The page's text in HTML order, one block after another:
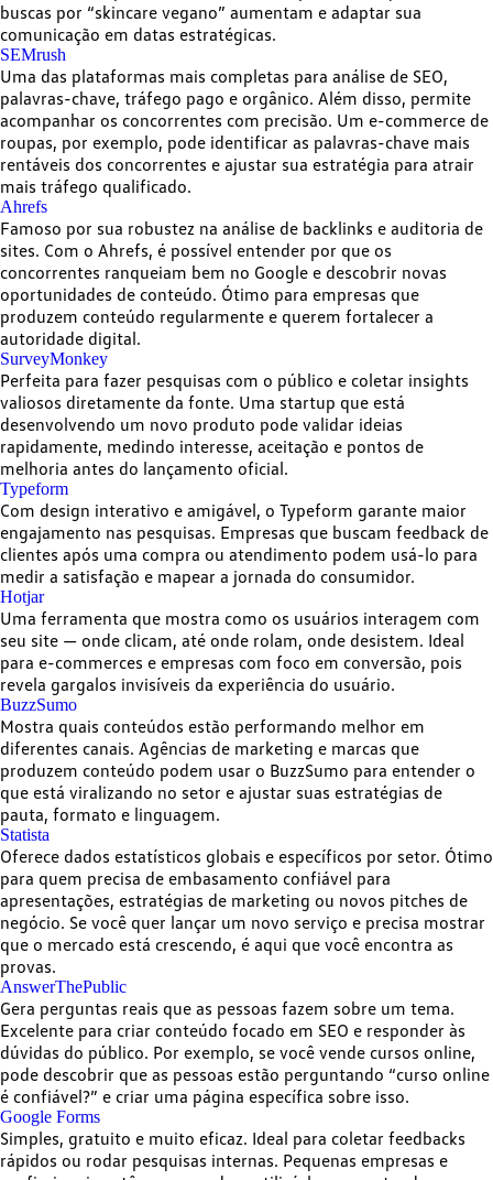
buscas por “skincare vegano” aumentam e adaptar sua
comunicação em datas estratégicas.
SEMrush
Uma das plataformas mais completas para análise de SEO,
palavras-chave, tráfego pago e orgânico. Além disso, permite
acompanhar os concorrentes com precisão. Um e-commerce de
roupas, por exemplo, pode identificar as palavras-chave mais
rentáveis dos concorrentes e ajustar sua estratégia para atrair
mais tráfego qualificado.
Ahrefs
Famoso por sua robustez na análise de backlinks e auditoria de
sites. Com o Ahrefs, é possível entender por que os
concorrentes ranqueiam bem no Google e descobrir novas
oportunidades de conteúdo. Ótimo para empresas que
produzem conteúdo regularmente e querem fortalecer a
autoridade digital.
SurveyMonkey
Perfeita para fazer pesquisas com o público e coletar insights
valiosos diretamente da fonte. Uma startup que está
desenvolvendo um novo produto pode validar ideias
rapidamente, medindo interesse, aceitação e pontos de
melhoria antes do lançamento oficial.
Typeform
Com design interativo e amigável, o Typeform garante maior
engajamento nas pesquisas. Empresas que buscam feedback de
clientes após uma compra ou atendimento podem usá-lo para
medir a satisfação e mapear a jornada do consumidor.
Hotjar
Uma ferramenta que mostra como os usuários interagem com
seu site — onde clicam, até onde rolam, onde desistem. Ideal
para e-commerces e empresas com foco em conversão, pois
revela gargalos invisíveis da experiência do usuário.
BuzzSumo
Mostra quais conteúdos estão performando melhor em
diferentes canais. Agências de marketing e marcas que
produzem conteúdo podem usar o BuzzSumo para entender o
que está viralizando no setor e ajustar suas estratégias de
pauta, formato e linguagem.
Statista
Oferece dados estatísticos globais e específicos por setor. Ótimo
para quem precisa de embasamento confiável para
apresentações, estratégias de marketing ou novos pitches de
negócio. Se você quer lançar um novo serviço e precisa mostrar
que o mercado está crescendo, é aqui que você encontra as
provas.
AnswerThePublic
Gera perguntas reais que as pessoas fazem sobre um tema.
Excelente para criar conteúdo focado em SEO e responder às
dúvidas do público. Por exemplo, se você vende cursos online,
pode descobrir que as pessoas estão perguntando “curso online
é confiável?” e criar uma página específica sobre isso.
Google Forms
Simples, gratuito e muito eficaz. Ideal para coletar feedbacks
rápidos ou rodar pesquisas internas. Pequenas empresas e